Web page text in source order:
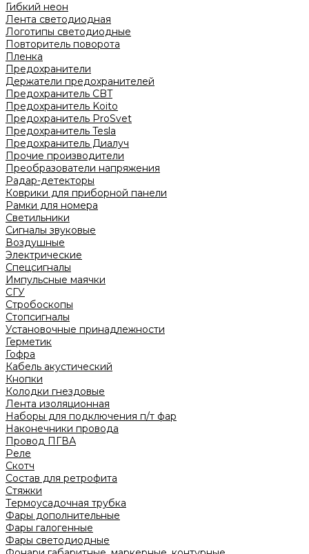
Гибкий неон
Лента светодиодная
Логотипы светодиодные
Повторитель поворота
Пленка
Предохранители
Держатели предохранителей
Предохранитель CBT
Предохранитель Koito
Предохранитель ProSvet
Предохранитель Tesla
Предохранитель Диалуч
Прочие производители
Преобразователи напряжения
Радар-детекторы
Коврики для приборной панели
Рамки для номера
Светильники
Сигналы звуковые
Воздушные
Электрические
Спецсигналы
Импульсные маячки
СГУ
Стробоскопы
Стопсигналы
Установочные принадлежности
Герметик
Гофра
Кабель акустический
Кнопки
Колодки гнездовые
Лента изоляционная
Наборы для подключения п/т фар
Наконечники провода
Провод ПГВА
Реле
Скотч
Состав для ретрофита
Стяжки
Термоусадочная трубка
Фары дополнительные
Фары галогенные
Фары светодиодные